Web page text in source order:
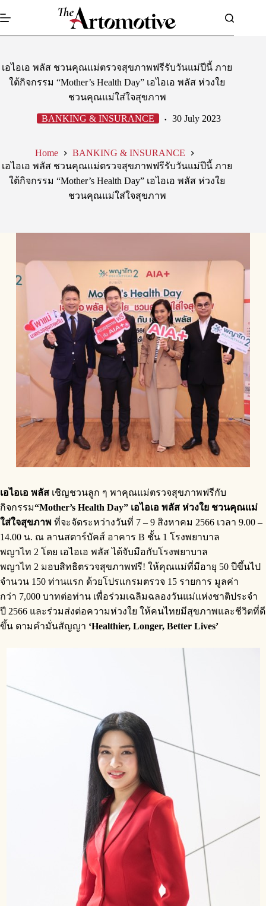
to
เอไอเอ พลัส ชวนคุณแม่ตรวจสุขภาพฟรีรับวันแม่ปีนี้ ภาย
ใต้กิจกรรม “Mother’s Health Day” เอไอเอ พลัส ห่วงใย
ชวนคุณแม่ใส่ใจสุขภาพ
BANKING & INSURANCE 30 July 2023
Home
BANKING & INSURANCE
เอไอเอ พลัส ชวนคุณแม่ตรวจสุขภาพฟรีรับวันแม่ปีนี้ ภาย
ใต้กิจกรรม “Mother’s Health Day” เอไอเอ พลัส ห่วงใย
ชวนคุณแม่ใส่ใจสุขภาพ
เอไอเอ พลัส เชิญชวนลูก ๆ พาคุณแม่ตรวจสุขภาพฟรีกับ
กิจกรรม“Mother’s Health Day” เอไอเอ พลัส ห่วงใย ชวนคุณแม่
ใส่ใจสุขภาพ ที่จะจัดระหว่างวันที่ 7 – 9 สิงหาคม 2566 เวลา 9.00 –
14.00 น. ณ ลานสตาร์บัคส์ อาคาร B ชั้น 1 โรงพยาบาล
พญาไท 2 โดย เอไอเอ พลัส ได้จับมือกับโรงพยาบาล
พญาไท 2 มอบสิทธิตรวจสุขภาพฟรี! ให้คุณแม่ที่มีอายุ 50 ปีขึ้นไป
จำนวน 150 ท่านแรก ด้วยโปรแกรมตรวจ 15 รายการ มูลค่า
กว่า 7,000 บาทต่อท่าน เพื่อร่วมเฉลิมฉลองวันแม่แห่งชาติประจำ
ปี 2566 และร่วมส่งต่อความห่วงใย ให้คนไทยมีสุขภาพและชีวิตที่ดี
ขึ้น ตามคำมั่นสัญญา ‘Healthier, Longer, Better Lives’